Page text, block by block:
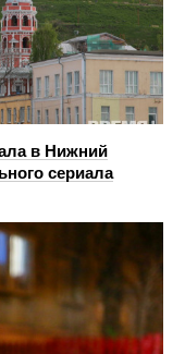
в Нижний
сериала